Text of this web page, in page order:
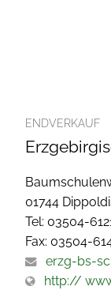
ENDVERKAUF
01744
Tel: 03504-
Fax: 03504-
erzg-bs-
http://